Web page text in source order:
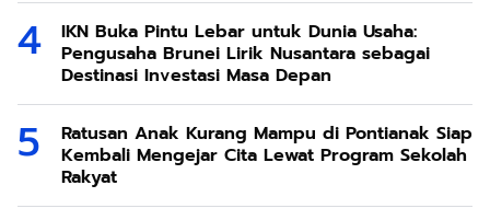
IKN Buka Pintu Lebar untuk Dunia Usaha:
Pengusaha Brunei Lirik Nusantara sebagai
Destinasi Investasi Masa Depan
Ratusan Anak Kurang Mampu di Pontianak Siap
Kembali Mengejar Cita Lewat Program Sekolah
Rakyat